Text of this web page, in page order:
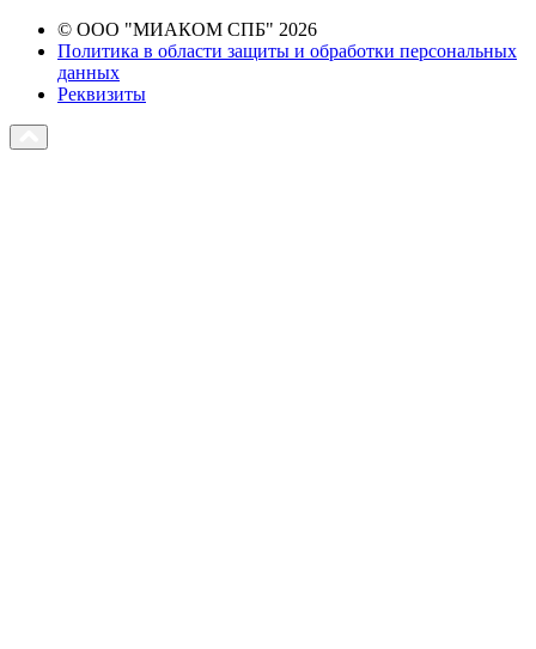
© ООО "МИАКОМ СПБ" 2026
Политика в области защиты и обработки персональных
данных
Реквизиты